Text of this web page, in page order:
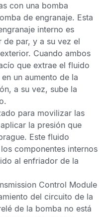
con una bomba
de engranaje. Esta
interno es
par, y a su vez el
Cuando ambos
que extrae el fluido
un aumento de la
a su vez, sube la
para movilizar las
la presión que
Este fluido
componentes internos
al enfriador de la
Control Module
del circuito de la
de la bomba no está